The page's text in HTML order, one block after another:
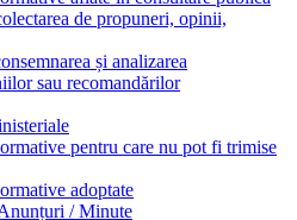
de propuneri, opinii,
și analizarea
sau recomandărilor
pentru care nu pot fi trimise
adoptate
/ Minute